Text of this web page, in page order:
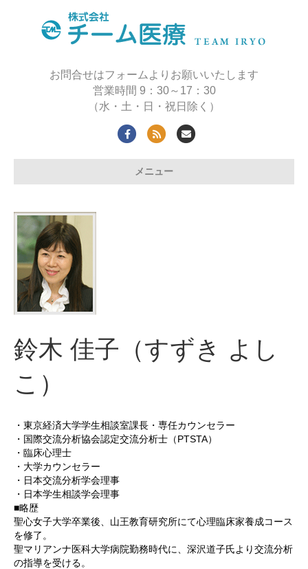
お問合せはフォームよりお願いいたします
営業時間 9：30～17：30
（水・土・日・祝日除く）
Facebook
Rss Email
メニュー
鈴木 佳子（すずき よし
こ）
・東京経済大学学生相談室課長・専任カウンセラー
・国際交流分析協会認定交流分析士（PTSTA）
・臨床心理士
・大学カウンセラー
・日本交流分析学会理事
・日本学生相談学会理事
■略歴
聖心女子大学卒業後、山王教育研究所にて心理臨床家養成コース
を修了。
聖マリアンナ医科大学病院勤務時代に、深沢道子氏より交流分析
の指導を受ける。